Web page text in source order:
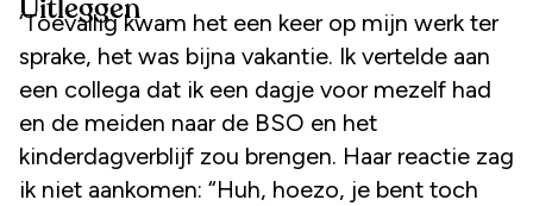
Uitleggen
‘Toevallig kwam het een keer op mijn werk ter
sprake, het was bijna vakantie. Ik vertelde aan
een collega dat ik een dagje voor mezelf had
en de meiden naar de BSO en het
kinderdagverblijf zou brengen. Haar reactie zag
ik niet aankomen: “Huh, hoezo, je bent toch